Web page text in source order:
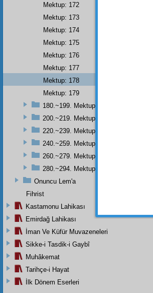
Mektup: 172
Mektup: 173
Mektup: 174
Mektup: 175
Mektup: 176
Mektup: 177
Mektup: 178
Mektup: 179
180.~199. Mektuplar
200.~219. Mektuplar
220.~239. Mektuplar
240.~259. Mektuplar
260.~279. Mektuplar
280.~294. Mektuplar
Onuncu Lem'a
Fihrist
Kastamonu Lahikası
Emirdağ Lahikası
İman Ve Küfür Muvazeneleri
Sikke-i Tasdik-i Gaybî
Muhâkemat
Tarihçe-i Hayat
İlk Dönem Eserleri